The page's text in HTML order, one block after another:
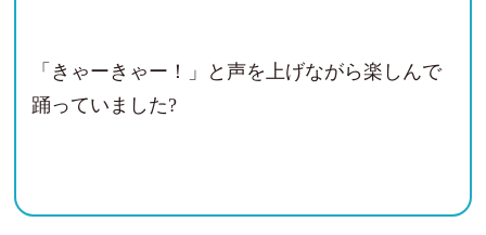
「きゃーきゃー！」と声を上げながら楽しんで
踊っていました?